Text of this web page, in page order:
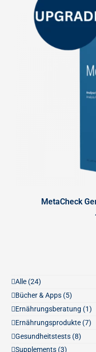
MetaCheck
Alle (24)
Bücher & Apps (5)
Ernährungsberatung (1)
Ernährungsprodukte (7)
Gesundheitstests (8)
Supplements (3)